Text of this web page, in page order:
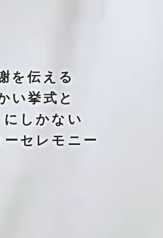
を伝える
い挙式と
にしかない
ーセレモニー